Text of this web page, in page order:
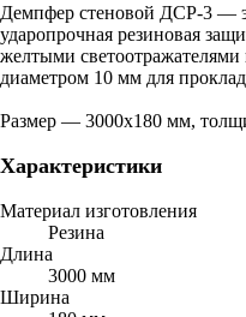
Демпфер стеновой ДСР-3 —
ударопрочная резиновая
желтыми
диаметром 10 мм для
Размер — 3000х180 мм,
Характеристики
Материал изготовления
Резина
Длина
3000 мм
Ширина